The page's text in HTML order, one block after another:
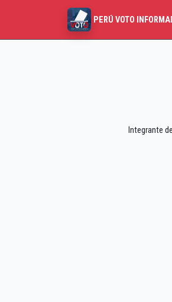
PERÚ VOTO
Integrante